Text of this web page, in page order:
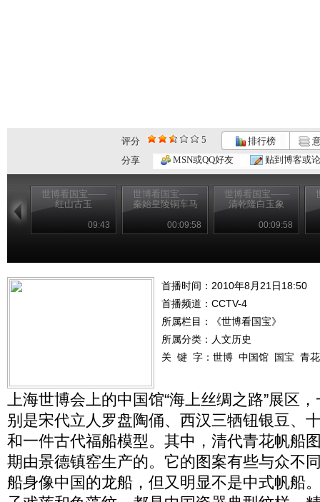
评分 5 排行榜
分享
MSN或QQ好友 贴到博客或
世博看国宝——
红山古玉
09:43
世博看国宝——
秦始皇陵铜车马
00:09:58
世博看国宝——
清乾隆白玉象
00:09:58
首播时间：2010年8月21日18:50
首播频道： CCTV-4
所属栏目：
《世博看国宝》
所属分类：人文历史
关 键 字： 世博 中国馆 国宝 青
上海世博会上的中国馆“海上丝绸之路”展区
别是宋代立人罗盘陶俑、西汉三牺钮银豆、
和一件古代福船模型。其中，清代青花帆船
期由景德镇窑生产的。它的图案有些与众不
船身像中国的龙船，但又明显不是中式帆船